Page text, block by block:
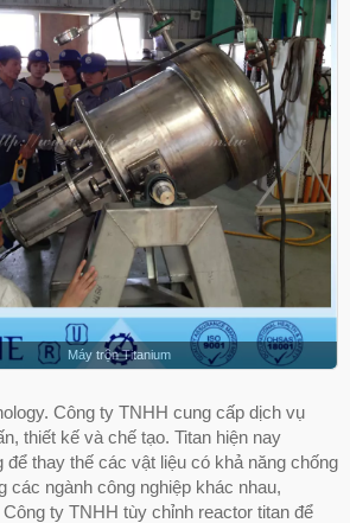
Máy trộn Titanium
Công ty TNHH cung cấp dịch vụ
thiết kế và chế tạo. Titan hiện nay
thay thế các vật liệu có khả năng chống
các ngành công nghiệp khác nhau,
ty TNHH tùy chỉnh reactor titan để